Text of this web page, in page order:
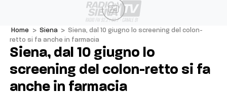
Ad
Home > Siena > Siena, dal 10 giugno lo screening del colon-
retto si fa anche in farmacia
Siena, dal 10 giugno lo
screening del colon-retto si fa
anche in farmacia